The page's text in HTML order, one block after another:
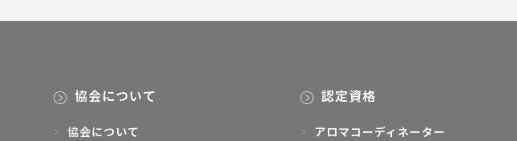
協会について
協会について
認定資格
アロマコーディネーター